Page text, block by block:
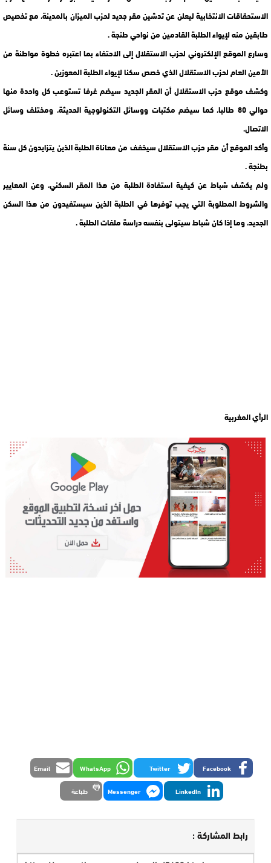
الاستحقاقات الانتخابية ليعلن عن تدشين مقر جديد لحزب الميزان بالمدينة، مع تخصيص
طابقين منه لإيواء الطلبة القادمين من نواحي طنجة .
وسارع الموقع الإلكتروني لحزب الاستقلال إلى الاحتفاء بما اعتبره خطوة مواطنة من
الأمين العام لحزب الاستقلال الذي خصص سكنا لإيواء الطلبة المعوزين .
وكشف موقع حزب الاستقلال أن المقر الجديد سيضم غرفا تستوعب كل واحدة منها
حوالي 80 طالبا، كما سيضم مكتبات ووسائل التكنولوجية الحديثة، ومختلف وسائل
الاتصال.
وأكد الموقع أن مقر حزب الاستقلال سيخفف من معاناة الطلبة الذين يتزايدون كل سنة
بطنجة .
ولم يكشف شباط عن كيفية استفادة الطلبة من هذا المقر السكني، وعن المعايير
والشروط المطلوبة التي يجب توفرها في الطلبة الذين سيستفيدون من هذا السكن
الجديد، وما إذا كان شباط سيتولى بنفسه دراسة ملفات الطلبة .
الرأي المغربية
Facebook
Twitter
WhatsApp
Email
LinkedIn
Messenger طباعة
رابط المشاركة :